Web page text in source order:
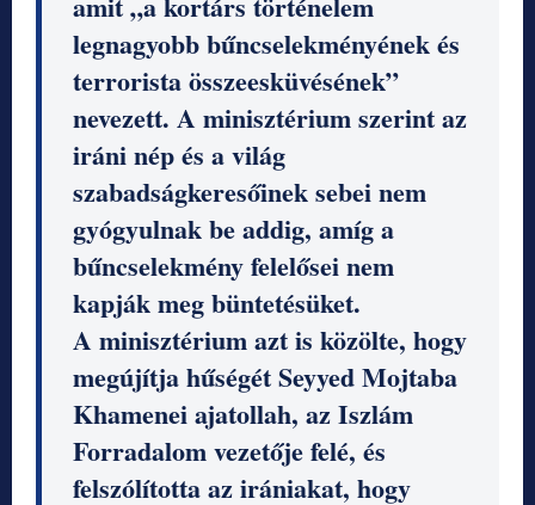
legnagyobb bűncselekményének és
terrorista összeesküvésének”
nevezett. A minisztérium szerint az
iráni nép és a világ
szabadságkeresőinek sebei nem
gyógyulnak be addig, amíg a
bűncselekmény felelősei nem
kapják meg büntetésüket.
A minisztérium azt is közölte, hogy
megújítja hűségét Seyyed Mojtaba
Khamenei ajatollah, az Iszlám
Forradalom vezetője felé, és
felszólította az irániakat, hogy